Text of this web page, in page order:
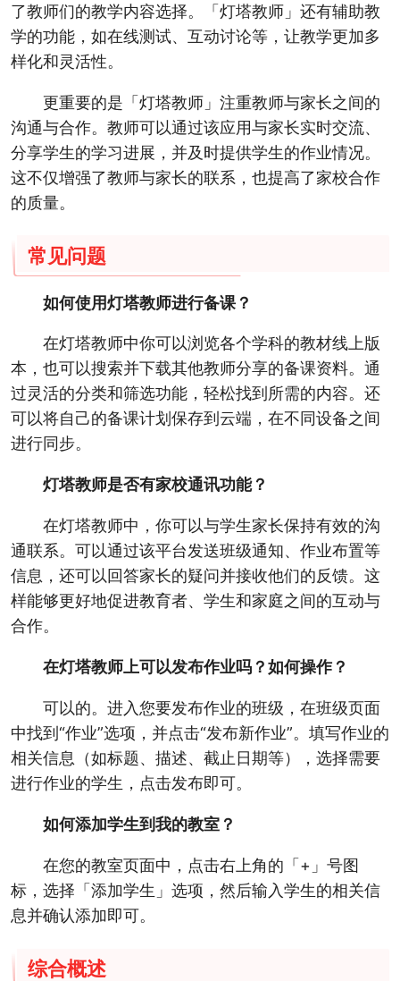
了教师们的教学内容选择。「灯塔教师」还有辅助教
学的功能，如在线测试、互动讨论等，让教学更加多
样化和灵活性。
更重要的是「灯塔教师」注重教师与家长之间的
沟通与合作。教师可以通过该应用与家长实时交流、
分享学生的学习进展，并及时提供学生的作业情况。
这不仅增强了教师与家长的联系，也提高了家校合作
的质量。
常见问题
如何使用灯塔教师进行备课？
在灯塔教师中你可以浏览各个学科的教材线上版
本，也可以搜索并下载其他教师分享的备课资料。通
过灵活的分类和筛选功能，轻松找到所需的内容。还
可以将自己的备课计划保存到云端，在不同设备之间
进行同步。
灯塔教师是否有家校通讯功能？
在灯塔教师中，你可以与学生家长保持有效的沟
通联系。可以通过该平台发送班级通知、作业布置等
信息，还可以回答家长的疑问并接收他们的反馈。这
样能够更好地促进教育者、学生和家庭之间的互动与
合作。
在灯塔教师上可以发布作业吗？如何操作？
可以的。进入您要发布作业的班级，在班级页面
中找到“作业”选项，并点击“发布新作业”。填写作业的
相关信息（如标题、描述、截止日期等），选择需要
进行作业的学生，点击发布即可。
如何添加学生到我的教室？
在您的教室页面中，点击右上角的「+」号图
标，选择「添加学生」选项，然后输入学生的相关信
息并确认添加即可。
综合概述